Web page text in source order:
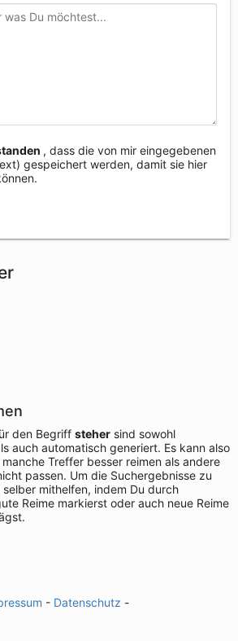
, dass die von mir eingegebenen
gespeichert werden, damit sie hier
den Begriff steher sind sowohl
auch automatisch generiert. Es kann also
Treffer besser reimen als andere
passen. Um die Suchergebnisse zu
mithelfen, indem Du durch
Reime markierst oder auch neue Reime
- Datenschutz -